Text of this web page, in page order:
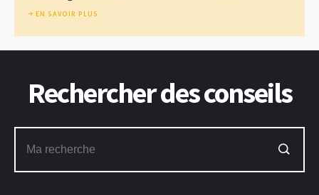
EN SAVOIR PLUS
Rechercher des conseils